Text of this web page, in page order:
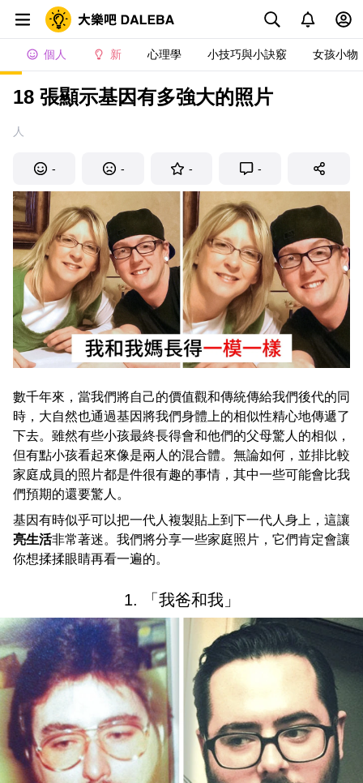
個人 新 心理學 小技巧與小訣竅 女孩小物
18 張顯示基因有多強大的照片
人
- - - -
數千年來，當我們將自己的價值觀和傳統傳給我們後代的同
時，大自然也通過基因將我們身體上的相似性精心地傳遞了
下去。雖然有些小孩最終長得會和他們的父母驚人的相似，
但有點小孩看起來像是兩人的混合體。無論如何，並排比較
家庭成員的照片都是件很有趣的事情，其中一些可能會比我
們預期的還要驚人。
基因有時似乎可以把一代人複製貼上到下一代人身上，這讓
亮生活非常著迷。我們將分享一些家庭照片，它們肯定會讓
你想揉揉眼睛再看一遍的。
1. 「我爸和我」